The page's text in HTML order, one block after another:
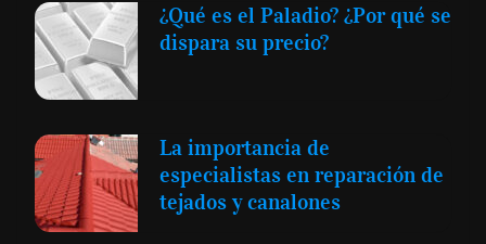
¿Qué es el Paladio? ¿Por qué se
dispara su precio?
La importancia de
especialistas en reparación de
tejados y canalones